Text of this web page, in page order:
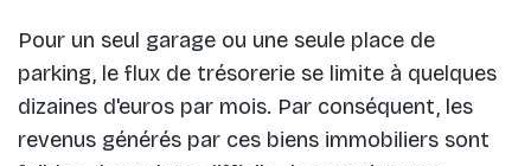
Pour un seul garage ou une seule place de
parking, le flux de trésorerie se limite à quelques
dizaines d'euros par mois. Par conséquent, les
revenus générés par ces biens immobiliers sont